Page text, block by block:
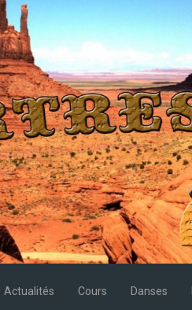
Actualités Cours Danses